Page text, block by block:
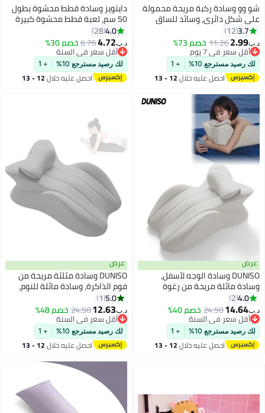
2
شو وو وسادة ركبة مريحة محمولة
على شكل دائري، وسائد للساق
للنوم الجانبي تفصل الركبتين لتعزيز
النوم
3.7
12
د.ب‏2.99
11.26خصم 73%
أقل سعر في 7 يوم
أقل سعر في 7 يوم
لك رصيد مسترجع 10% + 1
احصل عليه خلال 12 - 13
5
دايتويز وسادة قطط محشوة بطول
50 سم، لعبة قطط محشوة كبيرة
وطويلة، وسادة قطط محشوة،
وسادة قطط محشوة للجسم
4.0
28
د.ب‏4.72
6.76خصم 30%
أقل سعر في السنة
أقل سعر في السنة
لك رصيد مسترجع 10% + 1
احصل عليه خلال 12 - 13
عرض
DUNISO وسادة الوجه لأسفل،
وسادة مائلة مريحة من رغوة
الذاكرة، وسادة مثلثة ناعمة ومريحة
من رغوة الذاكرة مع وسادة دعم
صغيرة، قابلة للفصل والغسل،
للاستخدام في التدليك، القراءة،
النوم، رمادي فاتح
4.0
2
د.ب‏14.64
24.50خصم 40%
أقل سعر في السنة
أقل سعر في السنة
لك رصيد مسترجع 10% + 1
احصل عليه خلال 12 - 13
عرض
DUNISO وسادة مثلثة مريحة من
فوم الذاكرة، وسادة مائلة للنوم،
وسادة للجلوس، وسادة للقراءة في
السرير، مع غطاء قابل للإزالة، مضادة
للانزلاق، مريحة ودائمة، لتخفيف آلام
الجلوس والظهر والرقبة والساقين
5.0
1
د.ب‏12.63
24.50خصم 48%
أقل سعر في السنة
أقل سعر في السنة
لك رصيد مسترجع 10% + 1
احصل عليه خلال 12 - 13